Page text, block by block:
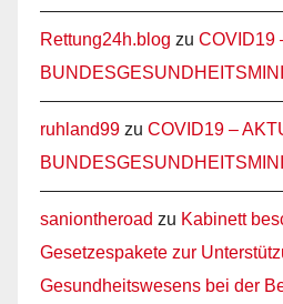
Rettung24h.blog zu COVID19
ruhland99 zu COVID19 –
saniontheroad zu Kabinett
Gesetzespakete zur
Gesundheitswesens bei der